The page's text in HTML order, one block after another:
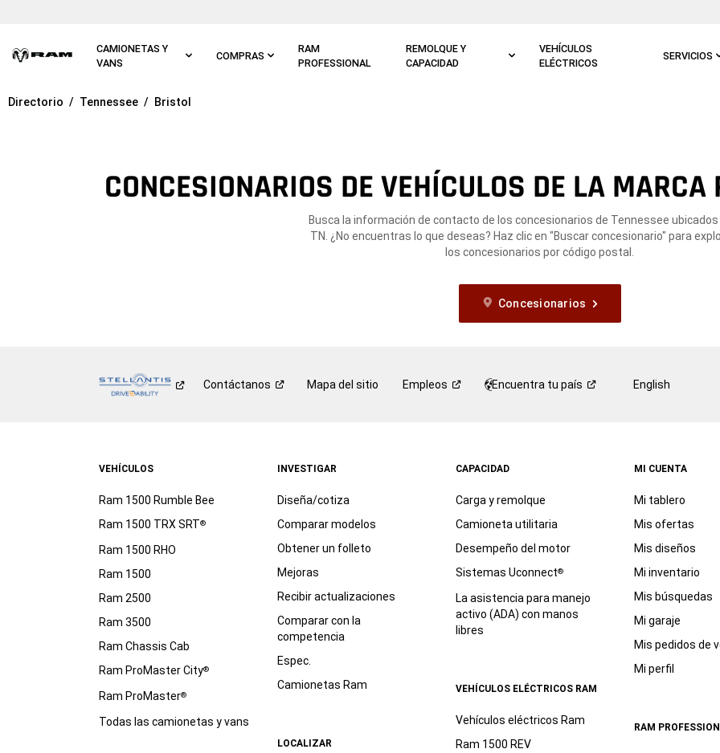
CAMIONETAS Y
VANS
COMPRAS
RAM
PROFESSIONAL
REMOLQUE Y
CAPACIDAD
VEHÍCULOS
ELÉCTRICOS
SERVICIOS
Ir a
Directorio Tennessee Bristol
CONCESIONARIOS DE VEHÍCULOS DE LA
Busca la información de contacto de los concesionarios de Tennessee ubicados
TN. ¿No encuentras lo que deseas? Haz clic en "Buscar concesionario" para
los concesionarios por código postal.
Concesionarios
Contáctanos Mapa del sitio Empleos Encuentra tu país English
VEHÍCULOS
Ram 1500 Rumble Bee
Ram 1500 TRX SRT®
Ram 1500 RHO
Ram 1500
Ram 2500
Ram 3500
Ram Chassis Cab
Ram ProMaster City®
Ram ProMaster®
Todas las camionetas y vans
INVESTIGAR
Diseña/cotiza
Comparar modelos
Obtener un folleto
Mejoras
Recibir actualizaciones
Comparar con la
competencia
Espec.
Camionetas Ram
LOCALIZAR
CAPACIDAD
Carga y remolque
Camioneta utilitaria
Desempeño del motor
Sistemas Uconnect®
La asistencia para manejo
activo (ADA) con manos
libres
VEHÍCULOS ELÉCTRICOS RAM
Vehículos eléctricos Ram
Ram 1500 REV
MI CUENTA
Mi tablero
Mis ofertas
Mis diseños
Mi inventario
Mis búsquedas
Mi garaje
Mis pedidos de
Mi perfil
RAM